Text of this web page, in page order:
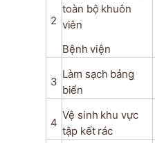
2
toàn bộ khuôn
viên
Bệnh viện
3
Làm sạch bảng
biển
4
Vệ sinh khu vực
tập kết rác